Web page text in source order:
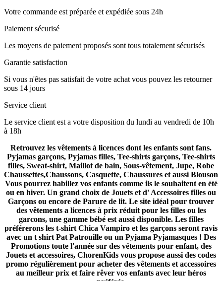
Votre commande est préparée et expédiée sous 24h
Paiement sécurisé
Les moyens de paiement proposés sont tous totalement sécurisés
Garantie satisfaction
Si vous n'êtes pas satisfait de votre achat vous pouvez les retourner
sous 14 jours
Service client
Le service client est a votre disposition du lundi au vendredi de 10h
à 18h
Retrouvez les vêtements à licences dont les enfants sont fans.
Pyjamas garçons, Pyjamas filles, Tee-shirts garçons, Tee-shirts
filles, Sweat-shirt, Maillot de bain, Sous-vêtement, Jupe, Robe
Chaussettes,Chaussons, Casquette, Chaussures et aussi Blouson
Vous pourrez habillez vos enfants comme ils le souhaitent en été
ou en hiver. Un grand choix de Jouets et d' Accessoires filles ou
Garçons ou encore de Parure de lit. Le site idéal pour trouver
des vêtements a licences à prix réduit pour les filles ou les
garcons, une gamme bébé est aussi disponible. Les filles
préférerons les t-shirt Chica Vampiro et les garçons seront ravis
avec un t shirt Pat Patrouille ou un Pyjama Pyjamasques ! Des
Promotions toute l'année sur des vêtements pour enfant, des
Jouets et accessoires, ChorenKids vous propose aussi des codes
promo régulièrement pour acheter des vêtements et accessoires
au meilleur prix et faire rêver vos enfants avec leur héros